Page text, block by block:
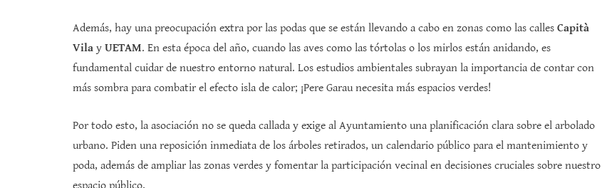
Además, hay una preocupación extra por las podas que se están llevando a cabo en zonas como las calles Capità
Vila y UETAM. En esta época del año, cuando las aves como las tórtolas o los mirlos están anidando, es
fundamental cuidar de nuestro entorno natural. Los estudios ambientales subrayan la importancia de contar con
más sombra para combatir el efecto isla de calor; ¡Pere Garau necesita más espacios verdes!
Por todo esto, la asociación no se queda callada y exige al Ayuntamiento una planificación clara sobre el arbolado
urbano. Piden una reposición inmediata de los árboles retirados, un calendario público para el mantenimiento y
poda, además de ampliar las zonas verdes y fomentar la participación vecinal en decisiones cruciales sobre nuestro